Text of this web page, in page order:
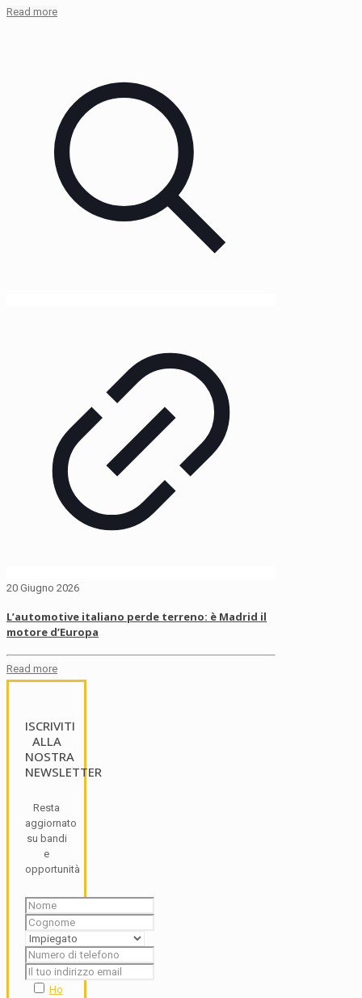
Read more
20 Giugno 2026
L’automotive italiano perde terreno: è Madrid il
motore d’Europa
Read more
ISCRIVITI
ALLA
NOSTRA
NEWSLETTER
Resta
aggiornato
su bandi
e
opportunità
Ho